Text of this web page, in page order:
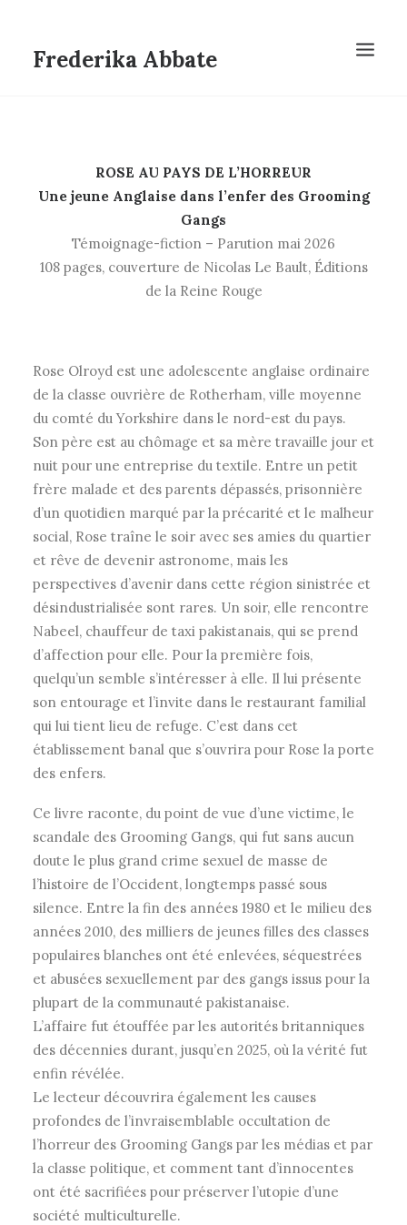
Frederika Abbate
ROSE AU PAYS DE L’HORREUR
Une jeune Anglaise dans l’enfer des Grooming
Gangs
Témoignage-fiction – Parution mai 2026
108 pages, couverture de Nicolas Le Bault, Éditions
de la Reine Rouge
Rose Olroyd est une adolescente anglaise ordinaire
de la classe ouvrière de Rotherham, ville moyenne
du comté du Yorkshire dans le nord-est du pays.
Son père est au chômage et sa mère travaille jour et
nuit pour une entreprise du textile. Entre un petit
frère malade et des parents dépassés, prisonnière
d’un quotidien marqué par la précarité et le malheur
social, Rose traîne le soir avec ses amies du quartier
et rêve de devenir astronome, mais les
perspectives d’avenir dans cette région sinistrée et
désindustrialisée sont rares. Un soir, elle rencontre
Nabeel, chauffeur de taxi pakistanais, qui se prend
d’affection pour elle. Pour la première fois,
quelqu’un semble s’intéresser à elle. Il lui présente
son entourage et l’invite dans le restaurant familial
qui lui tient lieu de refuge. C’est dans cet
établissement banal que s’ouvrira pour Rose la porte
des enfers.
Ce livre raconte, du point de vue d’une victime, le
scandale des Grooming Gangs, qui fut sans aucun
doute le plus grand crime sexuel de masse de
l’histoire de l’Occident, longtemps passé sous
silence. Entre la fin des années 1980 et le milieu des
années 2010, des milliers de jeunes filles des classes
populaires blanches ont été enlevées, séquestrées
et abusées sexuellement par des gangs issus pour la
plupart de la communauté pakistanaise.
L’affaire fut étouffée par les autorités britanniques
des décennies durant, jusqu’en 2025, où la vérité fut
enfin révélée.
Le lecteur découvrira également les causes
profondes de l’invraisemblable occultation de
l’horreur des Grooming Gangs par les médias et par
la classe politique, et comment tant d’innocentes
ont été sacrifiées pour préserver l’utopie d’une
société multiculturelle.